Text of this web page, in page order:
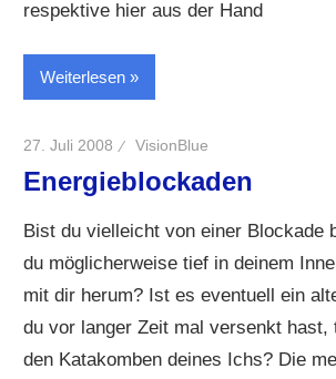
respektive hier aus der Hand
Weiterlesen
27. Juli 2008 VisionBlue
Energieblockaden
Bist du vielleicht von einer Blockade
du möglicherweise tief in deinem
mit dir herum? Ist es eventuell ein
du vor langer Zeit mal versenkt hast,
den Katakomben deines Ichs? Die